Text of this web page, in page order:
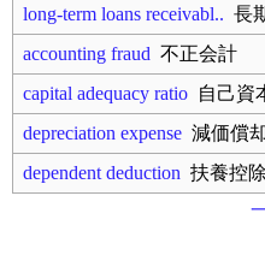
long-term loans receivabl.. 長
accounting fraud 不正会計
capital adequacy ratio 自己資
depreciation expense 減価償
dependent deduction 扶養控除